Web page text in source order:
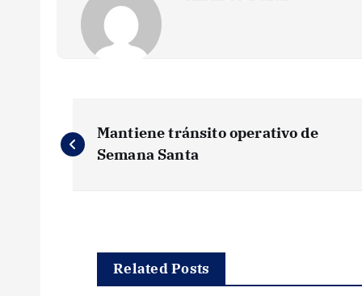
a
Mantiene tránsito operativo de
Semana Santa
Related Posts